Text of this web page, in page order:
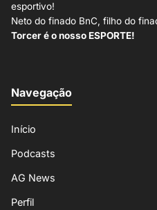
esportivo!
Neto do finado BnC, filho do
Torcer é o nosso ESPORTE!
Navegação
Início
Podcasts
AG News
Perfil